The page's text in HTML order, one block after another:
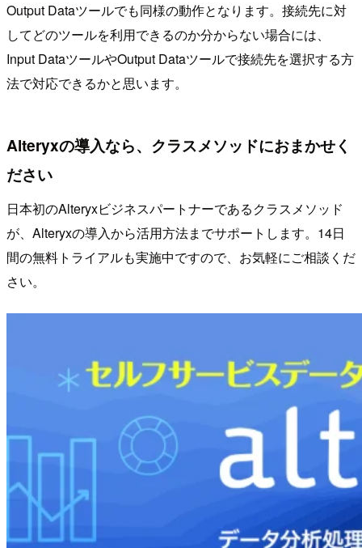
Output Dataツールでも同様の動作となります。接続先に対
してどのツールを利用できるのか分からない場合には、
Input DataツールやOutput Dataツールで接続先を選択する方
法で対応できるかと思います。
Alteryxの導入なら、クラスメソッドにおまかせく
ださい
日本初のAlteryxビジネスパートナーであるクラスメソッド
が、Alteryxの導入から活用方法までサポートします。14日
間の無料トライアルも実施中ですので、お気軽にご相談くだ
さい。